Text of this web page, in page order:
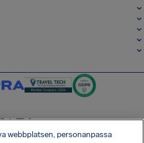
SocialInstagram
SocialLinkedin
webbplatsen, personanpassa